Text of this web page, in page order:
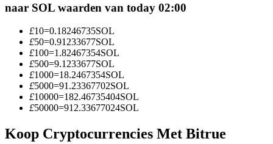
Informatie
naar SOL waarden van today 02:00
£10=0.18246735SOL
£50=0.91233677SOL
£100=1.82467354SOL
£500=9.1233677SOL
£1000=18.2467354SOL
£5000=91.23367702SOL
£10000=182.46735404SOL
£50000=912.33677024SOL
Koop Cryptocurrencies Met Bitrue